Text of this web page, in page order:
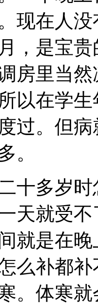
现在人
，是宝
房里当
以在学
过。但
。
多岁时
天就受
就是在
么补都
。体寒